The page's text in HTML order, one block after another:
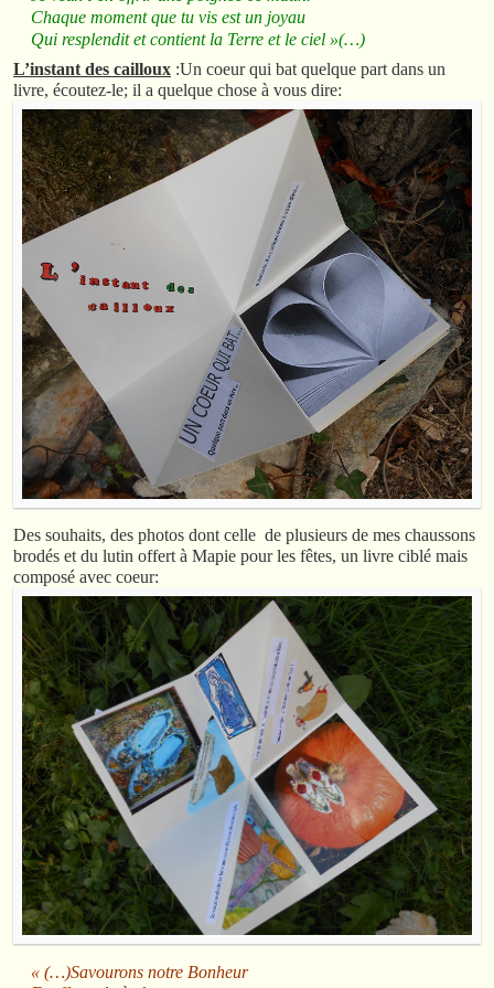
Chaque moment que tu vis est un joyau
Qui resplendit et contient la Terre et le ciel »(…)
L’instant des cailloux :Un coeur qui bat quelque part dans un
livre, écoutez-le; il a quelque chose à vous dire:
Des souhaits, des photos dont celle de plusieurs de mes chaussons
brodés et du lutin offert à Mapie pour les fêtes, un livre ciblé mais
composé avec coeur:
« (…)Savourons notre Bonheur